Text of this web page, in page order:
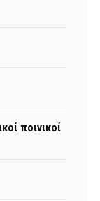
ποινικοί